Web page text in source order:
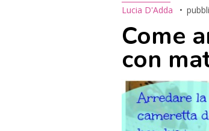
Lucia D'Adda
Come
con